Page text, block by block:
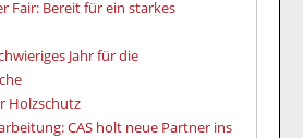
Fair: Bereit für ein starkes
Jahr für die
Holzschutz
CAS holt neue Partner ins